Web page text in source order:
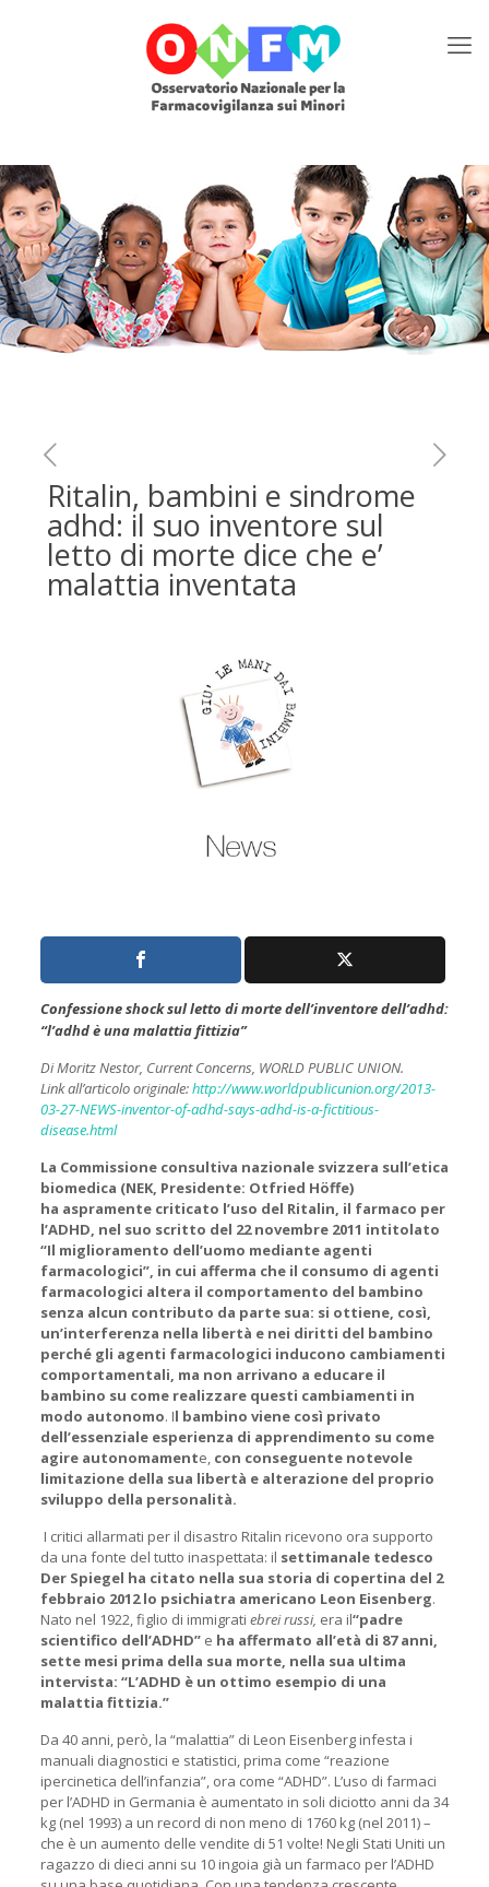
Ritalin, bambini e sindrome
adhd: il suo inventore sul
letto di morte dice che e’
malattia inventata
Confessione shock sul letto di morte dell’inventore dell’adhd:
“l’adhd è una malattia fittizia”
Di Moritz Nestor, Current Concerns, WORLD PUBLIC UNION.
Link all’articolo originale:http://www.worldpublicunion.org/2013-
03-27-NEWS-inventor-of-adhd-says-adhd-is-a-fictitious-
disease.html
La Commissione consultiva nazionale svizzera sull’etica
biomedica (NEK, Presidente: Otfried Höffe)
ha aspramente criticato l’uso del Ritalin, il farmaco per
l’ADHD, nel suo scritto del 22 novembre 2011 intitolato
“Il miglioramento dell’uomo mediante agenti
farmacologici”, in cui afferma che il consumo di agenti
farmacologici altera il comportamento del bambino
senza alcun contributo da parte sua: si ottiene, così,
un’interferenza nella libertà e nei diritti del bambino
perché gli agenti farmacologici inducono cambiamenti
comportamentali, ma non arrivano a educare il
bambino su come realizzare questi cambiamenti in
modo autonomo. Il bambino viene così privato
dell’essenziale esperienza di apprendimento su come
agire autonomamente, con conseguente notevole
limitazione della sua libertà e alterazione del proprio
sviluppo della personalità.
I critici allarmati per il disastro Ritalin ricevono ora supporto
da una fonte del tutto inaspettata: il settimanale tedesco
Der Spiegel ha citato nella sua storia di copertina del 2
febbraio 2012 lo psichiatra americano Leon Eisenberg.
Nato nel 1922, figlio di immigrati ebrei russi, era il“padre
scientifico dell’ADHD”e ha affermato all’età di 87 anni,
sette mesi prima della sua morte, nella sua ultima
intervista: “L’ADHD è un ottimo esempio di una
malattia fittizia.”
Da 40 anni, però, la “malattia” di Leon Eisenberg infesta i
manuali diagnostici e statistici, prima come “reazione
ipercinetica dell’infanzia”, ora come “ADHD”. L’uso di farmaci
per l’ADHD in Germania è aumentato in soli diciotto anni da 34
kg (nel 1993) a un record di non meno di 1760 kg (nel 2011) –
che è un aumento delle vendite di 51 volte! Negli Stati Uniti un
ragazzo di dieci anni su 10 ingoia già un farmaco per l’ADHD